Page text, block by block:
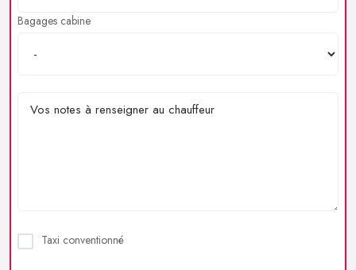
Bagages cabine
Taxi conventionné